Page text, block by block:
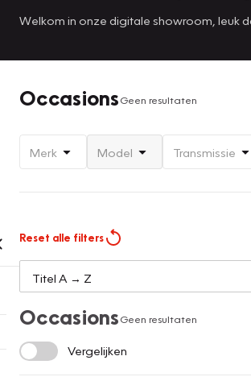
Welkom in onze digitale showroom, leuk
OccasionsGeen resultaten
Merk Model Transmissie
Reset alle filters
OccasionsGeen resultaten
Vergelijken